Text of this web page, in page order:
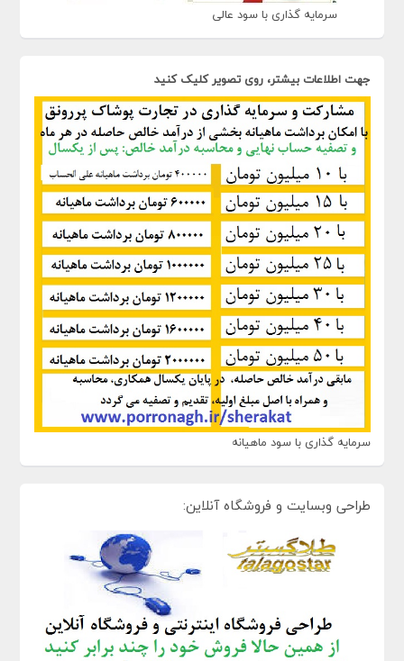
سرمایه گذاری با سود عالی
جهت اطلاعات بیشتر، روی تصویر کلیک کنید
سرمایه گذاری با سود ماهیانه
طراحی وبسایت و فروشگاه آنلاین: